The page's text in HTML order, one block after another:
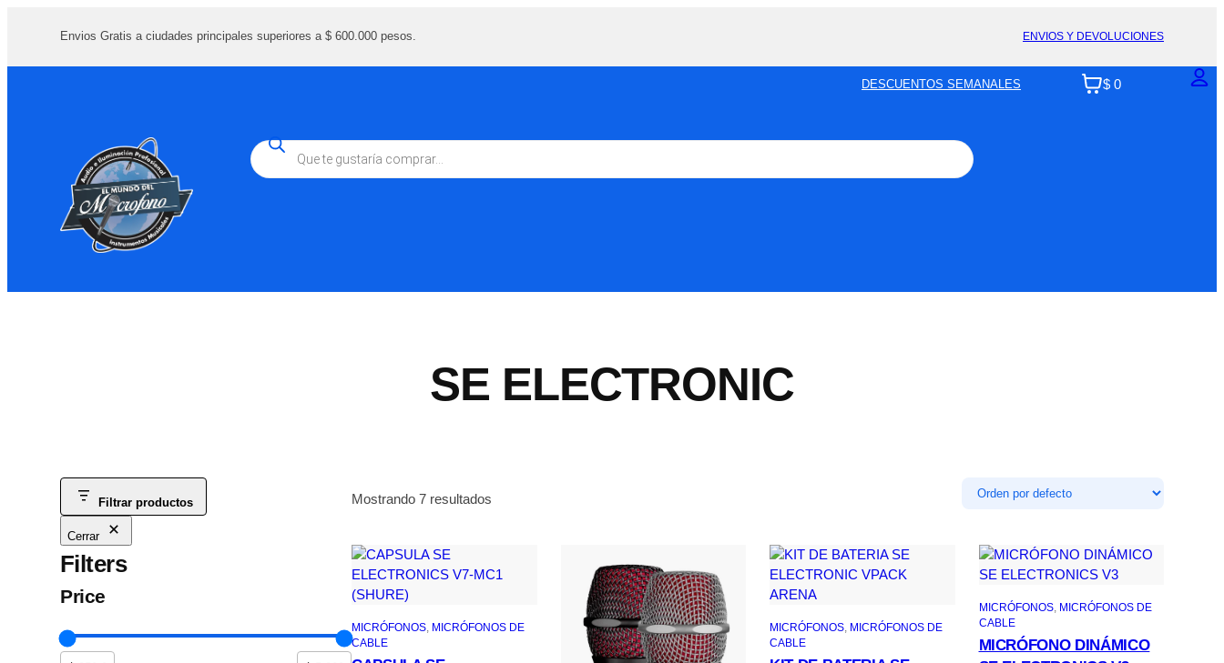
Envios Gratis a ciudades principales superiores a $ 600.000 pesos. ENVIOS Y DEVOLUCIONES
DESCUENTOS SEMANALES $ 0
Búsqueda
de
productos
SE ELECTRONIC
Filtrar productos
Cerrar
Filters
Price
Mostrando 7 resultados
MICRÓFONOS, MICRÓFONOS DE
CABLE
MICRÓFONOS, MICRÓFONOS DE
CABLE
MICRÓFONOS, MICRÓFONOS DE
CABLE
MICRÓFONO DINÁMICO